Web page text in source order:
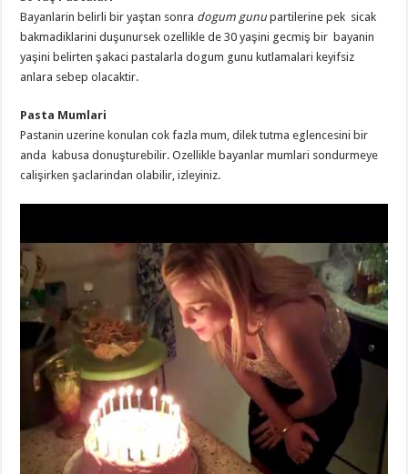
Bayanlarin belirli bir yaştan sonra dogum gunupartilerine pek sicak
bakmadiklarini duşunursek ozellikle de 30 yaşini gecmiş bir bayanin
yaşini belirten şakaci pastalarla dogum gunu kutlamalari keyifsiz
anlara sebep olacaktir.
Pasta Mumlari
Pastanin uzerine konulan cok fazla mum, dilek tutma eglencesini bir
anda kabusa donuşturebilir. Ozellikle bayanlar mumlari sondurmeye
calişirken şaclarindan olabilir, izleyiniz.